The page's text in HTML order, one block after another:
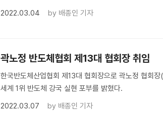
2022.03.04
by 배종인 기자
곽노정 반도체협회 제13대 협회장 취임
한국반도체산업협회 제13대 협회장으로 곽노정 협회
세계 1위 반도체 강국 실현 포부를 밝혔다.
2022.03.07
by 배종인 기자